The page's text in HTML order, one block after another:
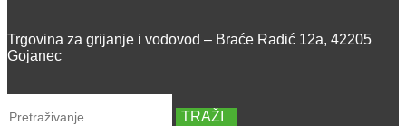
Trgovina za grijanje i vodovod – Braće Radić 12a, 42205
Gojanec
TRAŽI